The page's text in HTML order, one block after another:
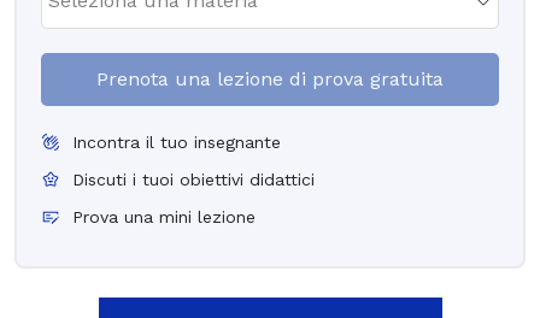
Prenota una lezione di prova gratuita
Incontra il tuo insegnante
Discuti i tuoi obiettivi didattici
Prova una mini lezione